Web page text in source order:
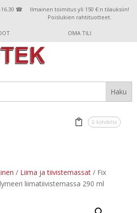
16.30 ☎
Ilmainen toimitus yli 150 €:n tilauksiin!
Poislukien rahtituotteet.
OMA TILI
0 kohdetta
/ Liima ja tiivistemassat/ Fix
liimatiivistemassa 290 ml